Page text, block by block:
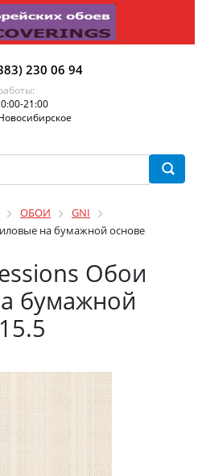
230 06 94
21:00
ОБОИ
GNI
на бумажной основе
Обои
бумажной